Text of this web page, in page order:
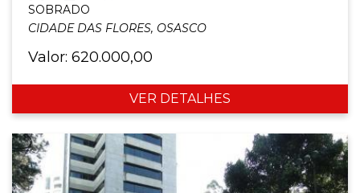
SOBRADO
CIDADE DAS FLORES, OSASCO
Valor: 620.000,00
VER DETALHES